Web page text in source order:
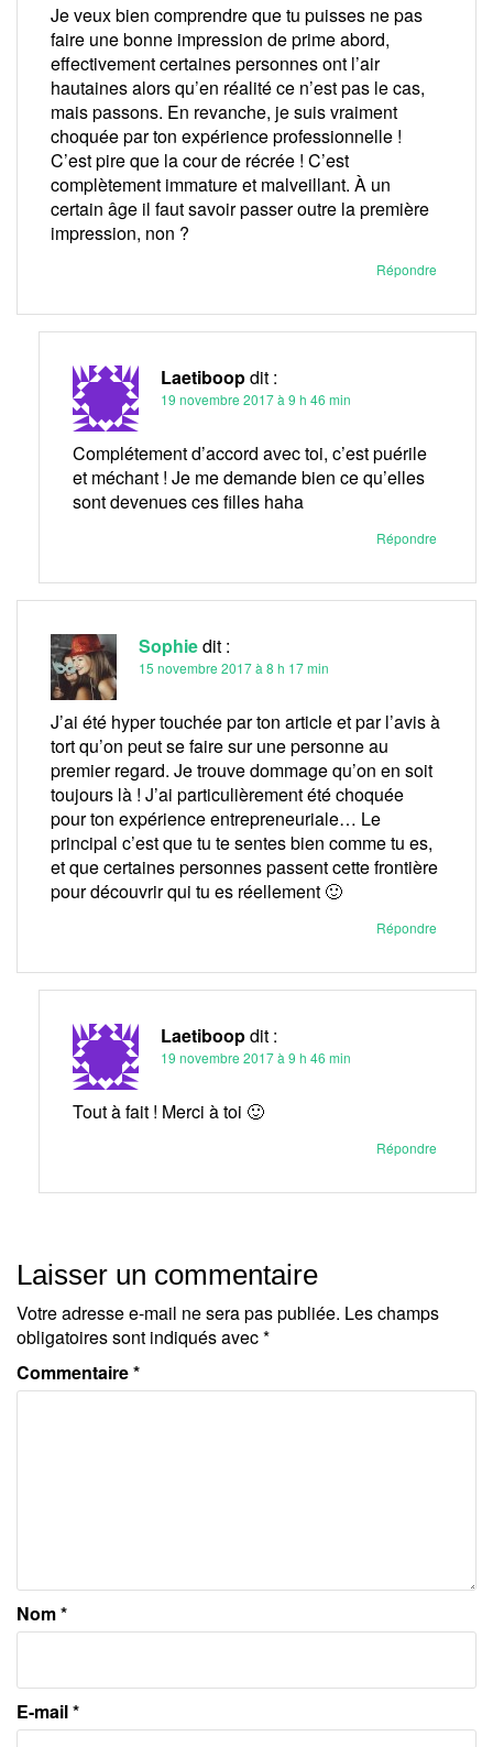
Je veux bien comprendre que tu puisses ne pas
faire une bonne impression de prime abord,
effectivement certaines personnes ont l’air
hautaines alors qu’en réalité ce n’est pas le cas,
mais passons. En revanche, je suis vraiment
choquée par ton expérience professionnelle !
C’est pire que la cour de récrée ! C’est
complètement immature et malveillant. À un
certain âge il faut savoir passer outre la première
impression, non ?
Répondre
Laetiboopdit :
19 novembre 2017 à 9 h 46 min
Complétement d’accord avec toi, c’est puérile
et méchant ! Je me demande bien ce qu’elles
sont devenues ces filles haha
Répondre
Sophiedit :
15 novembre 2017 à 8 h 17 min
J’ai été hyper touchée par ton article et par l’avis à
tort qu’on peut se faire sur une personne au
premier regard. Je trouve dommage qu’on en soit
toujours là ! J’ai particulièrement été choquée
pour ton expérience entrepreneuriale… Le
principal c’est que tu te sentes bien comme tu es,
et que certaines personnes passent cette frontière
pour découvrir qui tu es réellement 🙂
Répondre
Laetiboopdit :
19 novembre 2017 à 9 h 46 min
Tout à fait ! Merci à toi 🙂
Répondre
Laisser un commentaire
Votre adresse e-mail ne sera pas publiée. Les champs
obligatoires sont indiqués avec*
Commentaire*
Nom*
E-mail*